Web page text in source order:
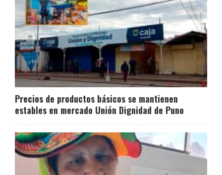
Precios de productos básicos se mantienen
estables en mercado Unión Dignidad de Puno